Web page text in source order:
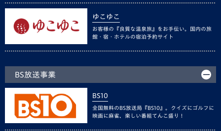
ゆこゆこ
お客様の『良質な温泉旅』をお手伝い。国内の旅
館・宿・ホテルの宿泊予約サイト
BS放送事業
BS10
全国無料のBS放送局『BS10』。クイズにゴルフに
映画に麻雀、楽しい番組てんこ盛り！